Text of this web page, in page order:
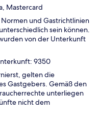
Mastercard
und Gastrichtlinien
sein können.
von der Unterkunft
9350
gelten die
Gastgebers. Gemäß den
unterliegen
nicht dem